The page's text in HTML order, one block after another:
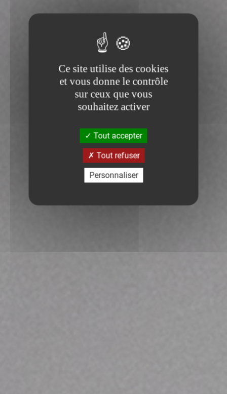
Ce site utilise des cookies
et vous donne le contrôle
sur ceux que vous
souhaitez activer
Tout accepter
Tout refuser
Personnaliser